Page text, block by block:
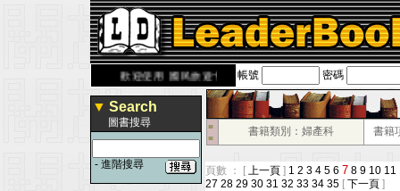
歡迎使用 國民旅遊卡！！ 帳號 密碼
▼ Search
圖書搜尋
- 進階搜尋
■
■
書籍類別：婦產科 書籍
頁數 ： [ 上一頁 ] 1 2 3 4 5 6 7 8 9 10 11
27 28 29 30 31 32 33 34 35 [ 下一頁 ]